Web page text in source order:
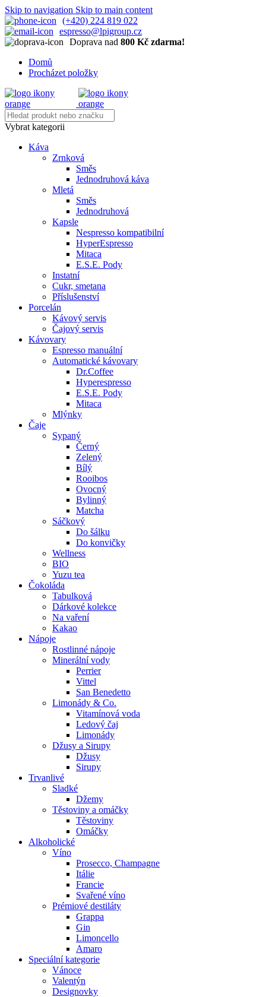
Skip to navigation Skip to main content
(+420) 224 819 022
espresso@lpigroup.cz
Doprava nad 800 Kč zdarma!
Domů
Procházet položky
Vybrat kategorii
Káva
Zrnková
Směs
Jednodruhová káva
Mletá
Směs
Jednodruhová
Kapsle
Nespresso kompatibilní
HyperEspresso
Mitaca
E.S.E. Pody
Instatní
Cukr, smetana
Příslušenství
Porcelán
Kávový servis
Čajový servis
Kávovary
Espresso manuální
Automatické kávovary
Dr.Coffee
Hyperespresso
E.S.E. Pody
Mitaca
Mlýnky
Čaje
Sypaný
Černý
Zelený
Bílý
Rooibos
Ovocný
Bylinný
Matcha
Sáčkový
Do šálku
Do konvičky
Wellness
BIO
Yuzu tea
Čokoláda
Tabulková
Dárkové kolekce
Na vaření
Kakao
Nápoje
Rostlinné nápoje
Minerální vody
Perrier
Vittel
San Benedetto
Limonády & Co.
Vitamínová voda
Ledový čaj
Limonády
Džusy a Sirupy
Džusy
Sirupy
Trvanlivé
Sladké
Džemy
Těstoviny a omáčky
Těstoviny
Omáčky
Alkoholické
Víno
Prosecco, Champagne
Itálie
Francie
Svařené víno
Prémiové destiláty
Grappa
Gin
Limoncello
Amaro
Speciální kategorie
Vánoce
Valentýn
Designovky